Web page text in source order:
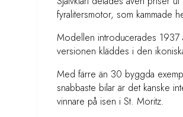
fyralitersmotor, som kammade
Modellen introducerades 1937
versionen kläddes i den
Med färre än 30 byggda
snabbaste bilar är det kanske
vinnare på isen i St. Moritz.